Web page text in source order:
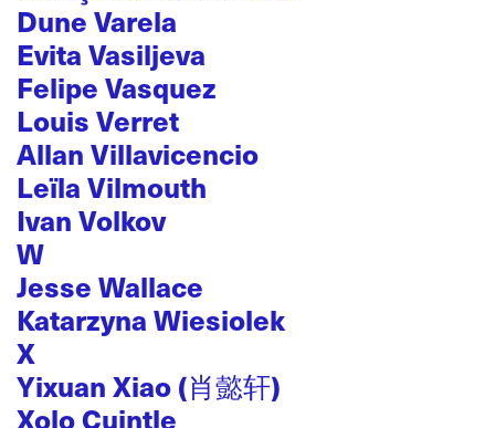
Dune Varela
Evita Vasiljeva
Felipe Vasquez
Louis Verret
Allan Villavicencio
Leïla Vilmouth
Ivan Volkov
W
Jesse Wallace
Katarzyna Wiesiolek
X
Yixuan Xiao (肖懿轩)
Xolo Cuintle